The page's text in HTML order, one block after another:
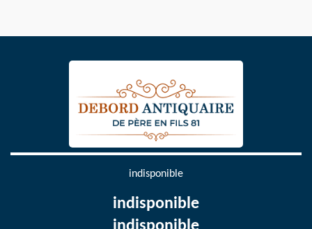
indisponible
indisponible